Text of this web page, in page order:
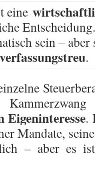
eine
sein – aber
verfassungstreu.
.
Mandate,
– aber es